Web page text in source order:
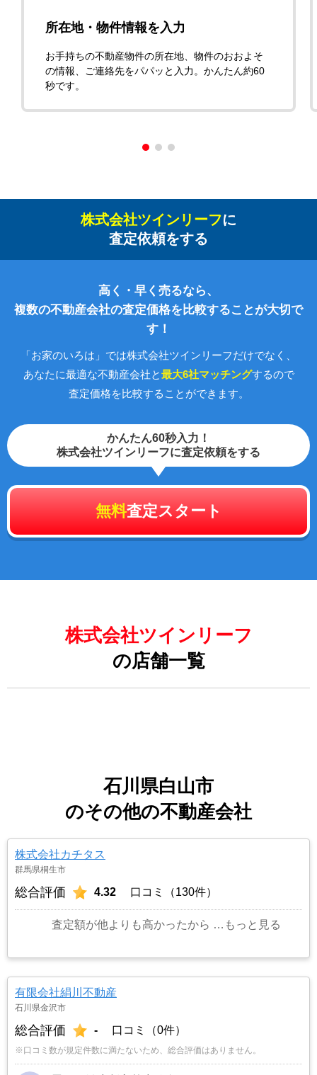
所在地・物件情報を入力
お手持ちの不動産物件の所在地、物件のおおよそ
の情報、ご連絡先をパパッと入力。かんたん約60
秒です。
株式会社ツインリーフに
査定依頼をする
高く・早く売るなら、
複数の不動産会社の査定価格を比較することが大切で
す！
「お家のいろは」では株式会社ツインリーフだけでなく、
あなたに最適な不動産会社と最大6社マッチングするので
査定価格を比較することができます。
かんたん60秒入力！
株式会社ツインリーフに査定依頼をする
無料査定スタート
株式会社ツインリーフ
の店舗一覧
石川県白山市
のその他の不動産会社
株式会社カチタス
群馬県桐生市
総合評価 4.32 口コミ（130件）
査定額が他よりも高かったから …もっと見る
有限会社絹川不動産
石川県金沢市
総合評価 - 口コミ（0件）
※口コミ数が規定件数に満たないため、総合評価はありません。